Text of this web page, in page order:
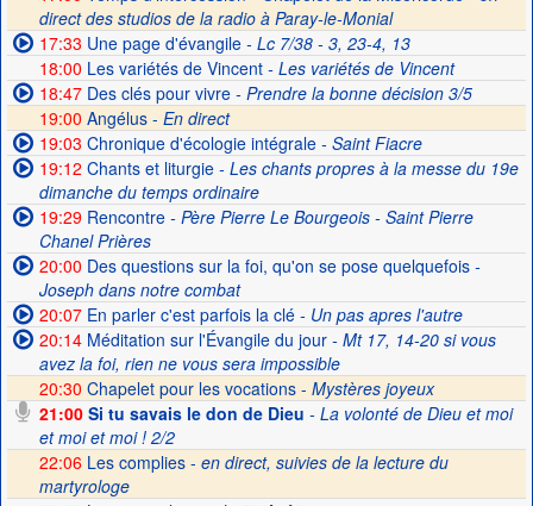
direct des studios de la radio à Paray-le-Monial
17:33 Une page d'évangile- Lc 7/38 - 3, 23-4, 13
18:00 Les variétés de Vincent- Les variétés de Vincent
18:47Des clés pour vivre- Prendre la bonne décision 3/5
19:00 Angélus - En direct
19:03 Chronique d'écologie intégrale- Saint Fiacre
19:12 Chants et liturgie- Les chants propres à la messe du 19e
dimanche du temps ordinaire
19:29Rencontre- Père Pierre Le Bourgeois - Saint Pierre
Chanel Prières
20:00 Des questions sur la foi, qu'on se pose quelquefois-
Joseph dans notre combat
20:07En parler c'est parfois la clé- Un pas apres l'autre
20:14Méditation sur l'Évangile du jour- Mt 17, 14-20 si vous
avez la foi, rien ne vous sera impossible
20:30 Chapelet pour les vocations - Mystères joyeux
21:00Si tu savais le don de Dieu - La volonté de Dieu et moi
et moi et moi ! 2/2
22:06 Les complies - en direct, suivies de la lecture du
martyrologe